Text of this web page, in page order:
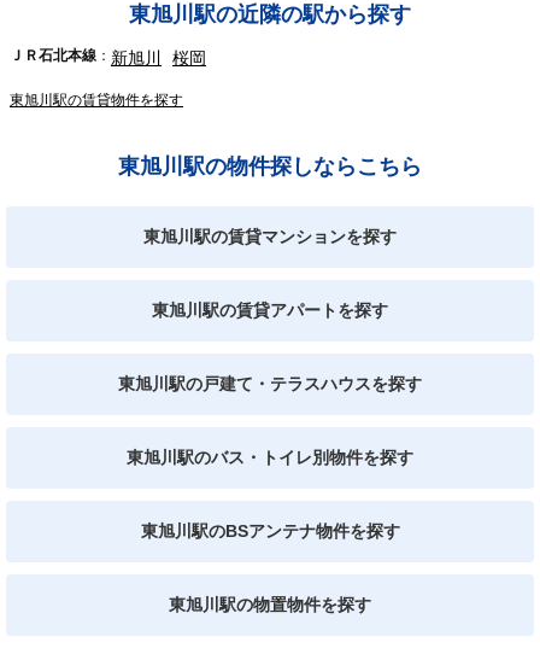
東旭川駅の近隣の駅から探す
ＪＲ石北本線 新旭川 桜岡
東旭川駅の賃貸物件を探す
東旭川駅の物件探しならこちら
東旭川駅の賃貸マンションを探す
東旭川駅の賃貸アパートを探す
東旭川駅の戸建て・テラスハウスを探す
東旭川駅のバス・トイレ別物件を探す
東旭川駅のBSアンテナ物件を探す
東旭川駅の物置物件を探す